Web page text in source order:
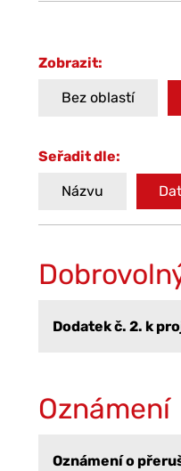
Zobrazit:
Bez oblastí
Seřadit dle:
Názvu
Dodatek č. 2. k
Oznámení
Oznámení o